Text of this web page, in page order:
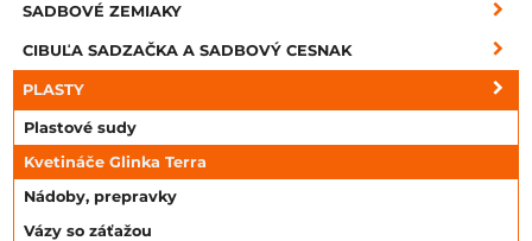
SADBOVÉ ZEMIAKY
CIBUĽA SADZAČKA A SADBOVÝ CESNAK
PLASTY
Plastové sudy
Kvetináče Glinka Terra
Nádoby, prepravky
Vázy so záťažou